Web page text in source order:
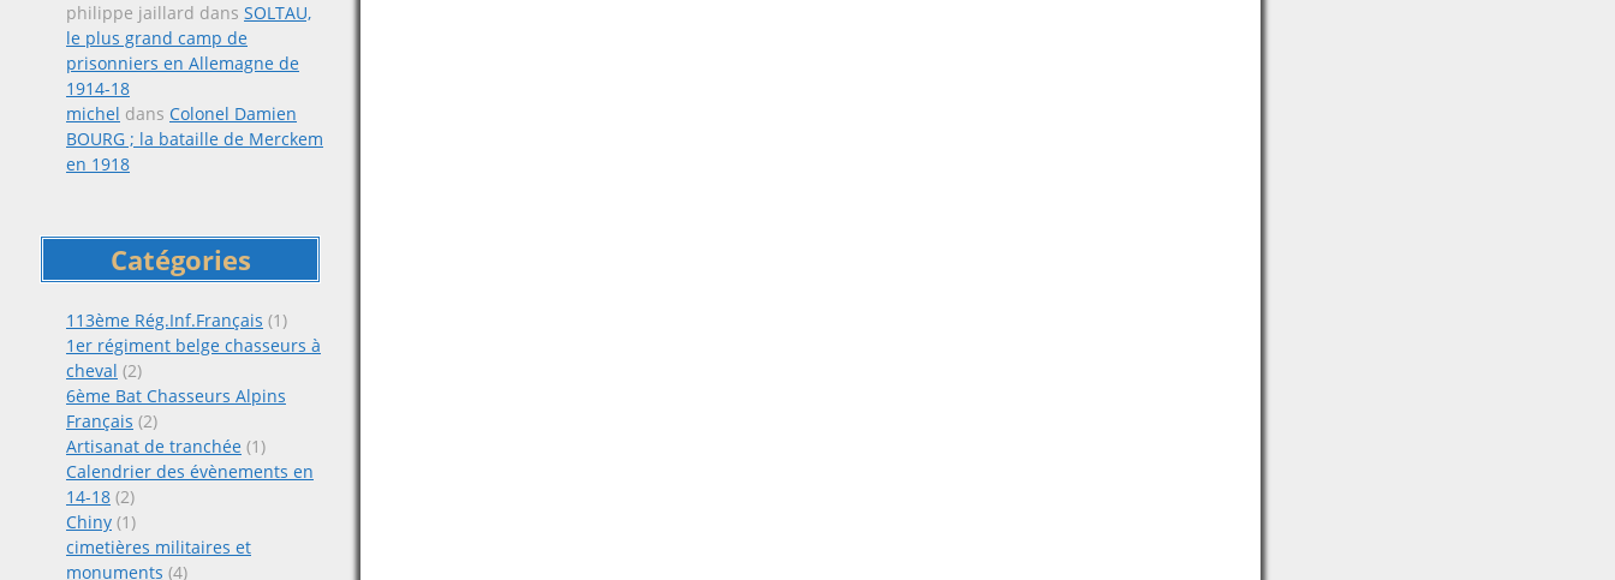
philippe jaillard dans SOLTAU,
le plus grand camp de
prisonniers en Allemagne de
1914-18
michel dans Colonel Damien
BOURG ; la bataille de Merckem
en 1918
Catégories
113ème Rég.Inf.Français (1)
1er régiment belge chasseurs à
cheval (2)
6ème Bat Chasseurs Alpins
Français (2)
Artisanat de tranchée (1)
Calendrier des évènements en
14-18 (2)
Chiny (1)
cimetières militaires et
monuments (4)